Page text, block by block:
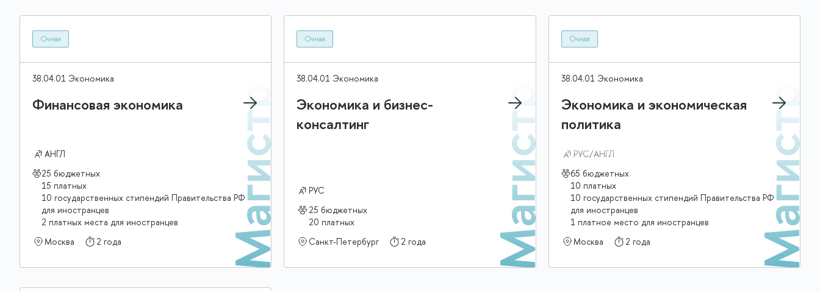
Очная
38.04.01 Экономика
Финансовая экономика
АНГЛ
25 бюджетных
15 платных
10 государственных стипендий Правительства РФ
для иностранцев
2 платных места для иностранцев
Москва
2 года Магистр
Очная
38.04.01 Экономика
Экономика и бизнес-
консалтинг
РУС
25 бюджетных
20 платных
Санкт-Петербург
2 года Магистр
Очная
38.04.01 Экономика
Экономика и экономическая
политика
РУС/АНГЛ
65 бюджетных
10 платных
10 государственных стипендий Правительства РФ
для иностранцев
1 платное место для иностранцев
Москва
2 года Магистр